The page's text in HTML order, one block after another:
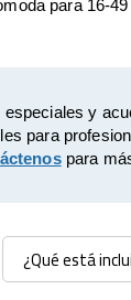
para 16-
especiales y
para
para
¿Qué está
¿Qué está